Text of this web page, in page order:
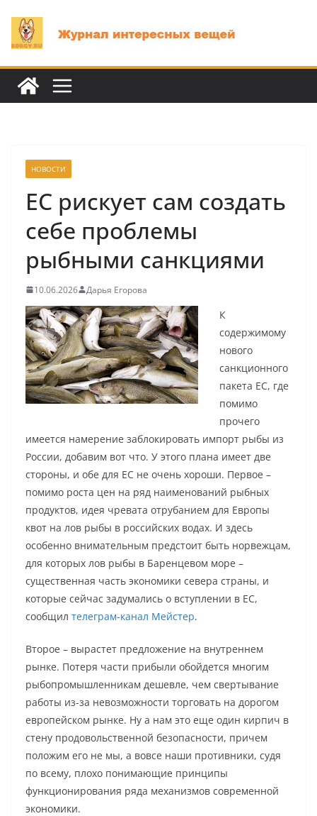
содержимому
НОВОСТИ
ЕС рискует сам создать
себе проблемы
рыбными санкциями
10.06.2026 Дарья Егорова
К
содержимому
нового
санкционного
пакета ЕС, где
помимо
прочего
имеется намерение заблокировать импорт рыбы из
России, добавим вот что. У этого плана имеет две
стороны, и обе для ЕС не очень хороши. Первое –
помимо роста цен на ряд наименований рыбных
продуктов, идея чревата отрубанием для Европы
квот на лов рыбы в российских водах. И здесь
особенно внимательным предстоит быть норвежцам,
для которых лов рыбы в Баренцевом море –
существенная часть экономики севера страны, и
которые сейчас задумались о вступлении в ЕС,
сообщил телеграм-канал Мейстер.
Второе – вырастет предложение на внутреннем
рынке. Потеря части прибыли обойдется многим
рыбопромышленникам дешевле, чем свертывание
работы из-за невозможности торговать на дорогом
европейском рынке. Ну а нам это еще один кирпич в
стену продовольственной безопасности, причем
положим его не мы, а вовсе наши противники, судя
по всему, плохо понимающие принципы
функционирования ряда механизмов современной
экономики.